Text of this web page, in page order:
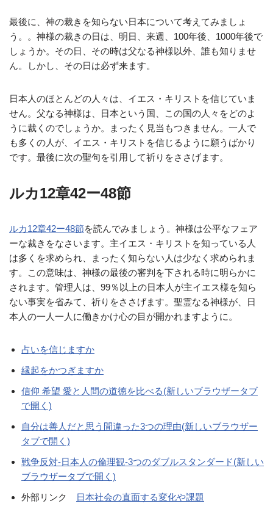
最後に、神の裁きを知らない日本について考えてみましょ
う。。神様の裁きの日は、明日、来週、100年後、1000年後で
しょうか。その日、その時は父なる神様以外、誰も知りませ
ん。しかし、その日は必ず来ます。
日本人のほとんどの人々は、イエス・キリストを信じていま
せん。父なる神様は、日本という国、この国の人々をどのよ
うに裁くのでしょうか。まったく見当もつきません。一人で
も多くの人が、イエス・キリストを信じるように願うばかり
です。最後に次の聖句を引用して祈りをささげます。
ルカ12章42ー48節
ルカ12章42ー48節を読んでみましょう。神様は公平なフェア
ーな裁きをなさいます。主イエス・キリストを知っている人
は多くを求められ、まったく知らない人は少なく求められま
す。この意味は、神様の最後の審判を下される時に明らかに
されます。管理人は、99％以上の日本人が主イエス様を知ら
ない事実を省みて、祈りをささげます。聖霊なる神様が、日
本人の一人一人に働きかけ心の目が開かれますように。
占いを信じますか
縁起をかつぎますか
信仰 希望 愛と人間の道徳を比べる(新しいブラウザータブ
で開く)
自分は善人だと思う間違った3つの理由(新しいブラウザー
タブで開く)
戦争反対-日本人の倫理観-3つのダブルスタンダード(新しい
ブラウザータブで開く)
外部リンク
日本社会の直面する変化や課題